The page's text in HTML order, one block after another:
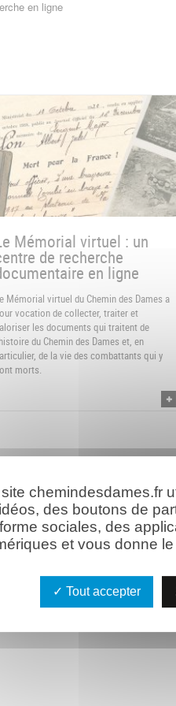
en ligne
Mémorial virtuel : un
de recherche
en ligne
Mémorial virtuel du Chemin des Dames a
vocation de collecter, traiter et
les documents qui traitent de
du Chemin des Dames et, en
de la vie des combattants qui y
morts.
chemindesdames.fr
des boutons de
sociales, des
et vous donne
Tout accepter